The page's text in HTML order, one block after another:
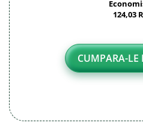
124,03
CUMPARA-